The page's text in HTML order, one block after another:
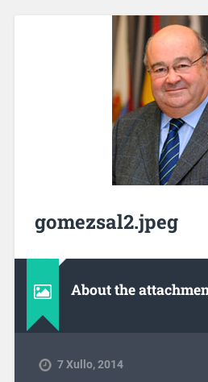
gomezsal2.jpeg
About the
7 Xullo, 2014